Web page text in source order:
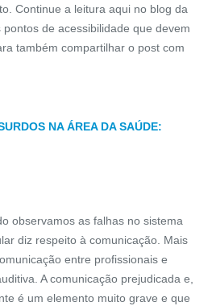
Continue a leitura aqui no blog da
de acessibilidade que devem
também compartilhar o post com
NA ÁREA DA SAÚDE:
observamos as falhas no sistema
diz respeito à comunicação. Mais
entre profissionais e
A comunicação prejudicada e,
é um elemento muito grave e que